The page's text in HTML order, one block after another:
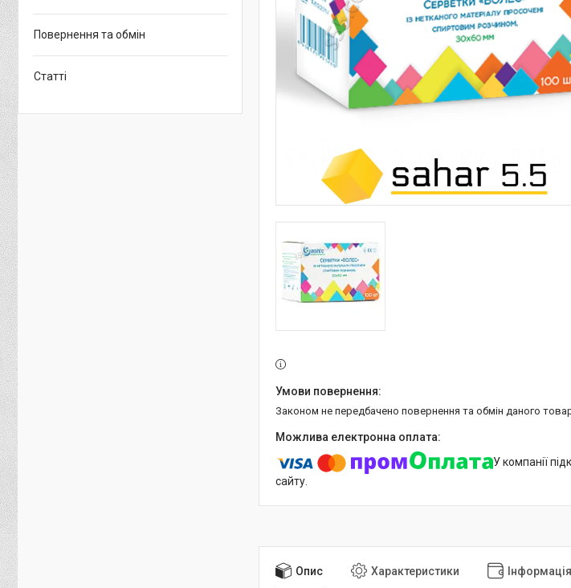
Законом не передбачено повернення та обмін даного
У компанії
сайту.
Опис Характеристики
Повернення та обмін
Статті